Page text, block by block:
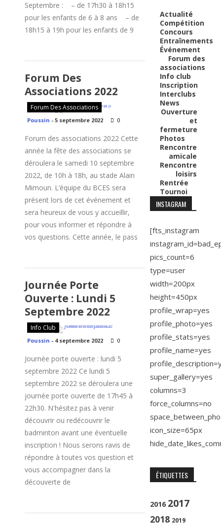
Septembre : – de 17h30 à 18h15
pour les enfants de 6 à 8 ans – de
18h15 à 19h pour les enfants de 9
Forum Des
Associations 2022
Forum Des Associations
Poussin - 5 septembre 2022 0
Forum des associations 2022 Cette
année la fête des associations se
déroulera le samedi 10 septembre
2022, de 10h à 18h, au stade Alain
Mimoun. L’équipe du BCES sera
présent lors de cet événement et
sera heureux de vous y accueillir,
pour vous informer et répondre à
vos questions. Cette année, le pass
Journée Porte
Ouverte : Lundi 5
Septembre 2022
Info Club
Poussin - 4 septembre 2022 0
Journée porte ouverte : lundi 5
septembre 2022 Ce lundi 5
septembre 2022 se déroulera une
journée porte ouverte de 17h45 à
22h30. N'hésitez pas à venir
découvrir ou redécouvrir le
badminton avant une éventuelle
inscription ! Nous serons ravis de
répondre à toutes vos question et
vous accompagner dans la
découverte de
Actualité
Compétition
Concours
Entraînements
Événement
Forum des
associations
Info club
Inscription
Interclubs
News
Ouverture
et
fermeture
Photos
Rencontre
amicale
Rencontre
loisirs
Rentrée
Tournoi
INSTAGRAM
[fts_instagram
pics_count=6
type=user
width=200px
height=450px
profile_wrap=yes
profile_photo=yes
profile_stats=yes
profile_name=yes
super_gallery=yes
columns=3
force_columns=no
icon_size=65px
ÉTIQUETTES
2016 2017
2018 2019